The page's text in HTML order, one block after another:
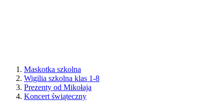
Maskotka szkolna
Wigilia szkolna klas 1-8
Prezenty od Mikołaja
Koncert świąteczny